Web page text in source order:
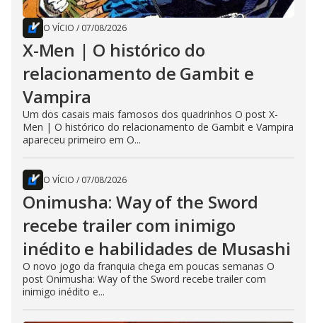
O VÍCIO / 07/08/2026
X-Men | O histórico do
relacionamento de Gambit e
Vampira
Um dos casais mais famosos dos quadrinhos O post X-
Men | O histórico do relacionamento de Gambit e Vampira
apareceu primeiro em O...
O VÍCIO / 07/08/2026
Onimusha: Way of the Sword
recebe trailer com inimigo
inédito e habilidades de Musashi
O novo jogo da franquia chega em poucas semanas O
post Onimusha: Way of the Sword recebe trailer com
inimigo inédito e...